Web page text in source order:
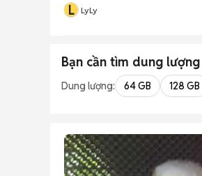
L LyLy
Bạn cần tìm dung lượng
Dung lượng: 64 GB 128 GB